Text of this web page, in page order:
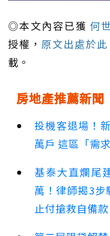
◎本文內容已獲 何
授權， 原文出處於此
載。
房地產推薦新聞
投機客退場！
萬戶 這區「需
基泰大直爛尾
萬！律師揭3
止付搶救自備款